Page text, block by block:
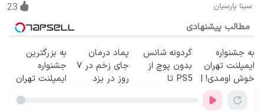
سینا پارسیان 23
مطالب پیشنهادی
به جشنواره
ایمپلنت تهران
خوش اومدی! |
محدوده!
گردونه شانس
بدون پوچ از
PS5 تا
پماد درمان
جای زخم در ۷
روز در یزد
به بزرگترین
جشنواره
ایمپلنت تهران
فقط ۲۵ میلیون